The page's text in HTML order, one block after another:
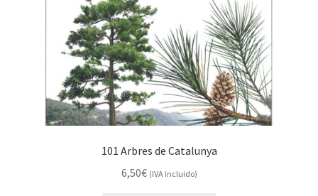
101 Arbres de Catalunya
6,50€ (IVA incluido)